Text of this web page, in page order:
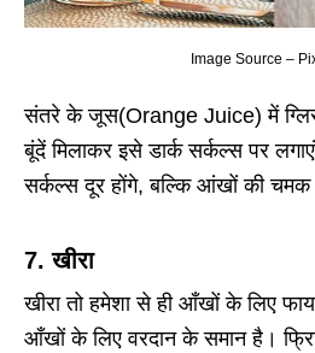
Image Source –
संतरे के जूस(Orange Juice) में
बूंदें मिलाकर इसे डार्क सर्कल्स पर
सर्कल्स दूर होंगे, बल्कि आंखों की चमक
7.खीरा
खीरा तो हमेशा से ही आँखों के लिए
आँखों के लिए वरदान के समान है।